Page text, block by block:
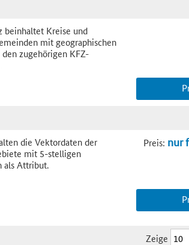
beinhaltet Kreise und
mit geographischen
zugehörigen KFZ-
die Vektordaten der
mit 5-stelligen
als Attribut.
Preis: nur
Zeige